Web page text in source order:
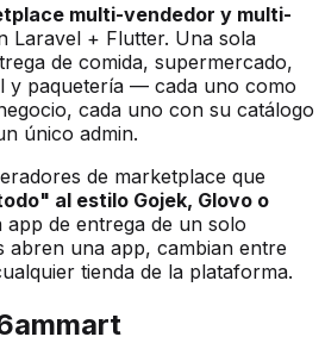
multi-vendedor y multi-
Laravel + Flutter. Una sola
de comida, supermercado,
y paquetería — cada uno como
cada uno con su catálogo
único admin.
de marketplace que
al estilo Gojek, Glovo o
app de entrega de un solo
abren una app, cambian entre
tienda de la plataforma.